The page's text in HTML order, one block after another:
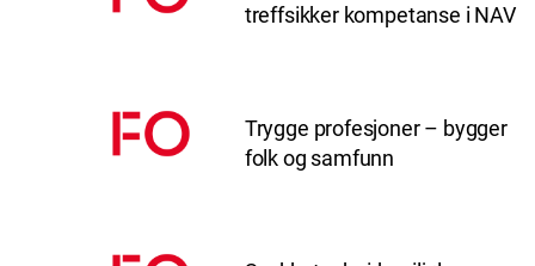
treffsikker kompetanse i NAV
Trygge profesjoner – bygger
folk og samfunn